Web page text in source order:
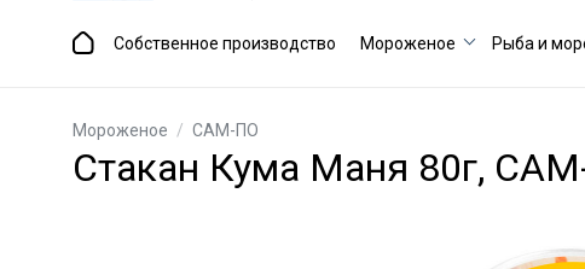
Собственное производство Мороженое Рыба и
Мороженое / САМ-ПО
Стакан Кума Маня 80г,